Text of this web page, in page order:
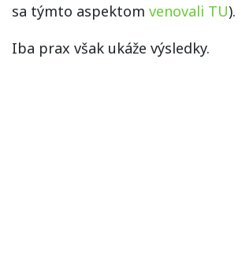
sa týmto aspektom venovali TU).
Iba prax však ukáže výsledky.